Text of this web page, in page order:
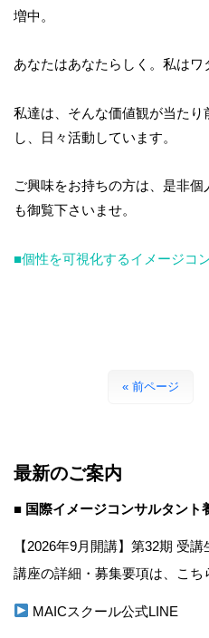
増中。
あなたはあなたらしく。私はワ
私達は、そんな価値観が当た
し、日々活動しています。
ご興味をお持ちの方は、是非
も御覧下さいませ。
■個性を可視化するイメージコ
« 前ページ
最新のご案内
■ 国際イメージコンサルタント
【2026年9月開講】第32期 受講
講座の詳細・募集要項は、こち
MAICスクール公式LINE